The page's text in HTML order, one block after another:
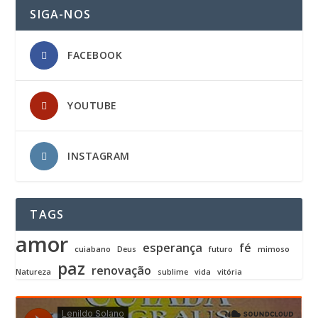
SIGA-NOS
FACEBOOK
YOUTUBE
INSTAGRAM
TAGS
amor cuiabano Deus esperança futuro fé mimoso
Natureza paz renovação sublime vida vitória